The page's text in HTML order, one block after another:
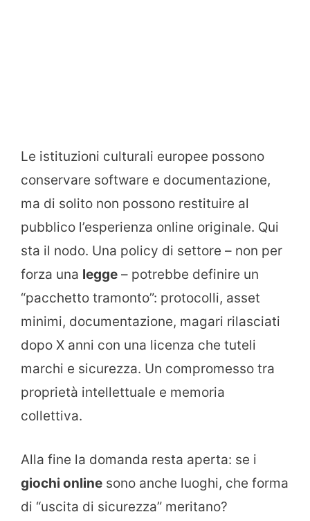
Le istituzioni culturali europee possono
conservare software e documentazione,
ma di solito non possono restituire al
pubblico l’esperienza online originale. Qui
sta il nodo. Una policy di settore – non per
forza una legge – potrebbe definire un
“pacchetto tramonto”: protocolli, asset
minimi, documentazione, magari rilasciati
dopo X anni con una licenza che tuteli
marchi e sicurezza. Un compromesso tra
proprietà intellettuale e memoria
collettiva.
Alla fine la domanda resta aperta: se i
giochi online sono anche luoghi, che forma
di “uscita di sicurezza” meritano?